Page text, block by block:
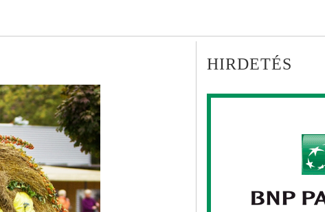
HIRDETÉS